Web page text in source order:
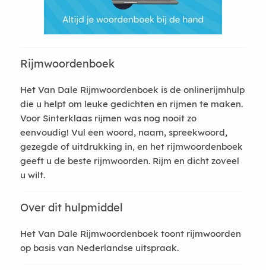
Rijmwoordenboek
Het Van Dale Rijmwoordenboek is de onlinerijmhulp
die u helpt om leuke gedichten en rijmen te maken.
Voor Sinterklaas rijmen was nog nooit zo
eenvoudig! Vul een woord, naam, spreekwoord,
gezegde of uitdrukking in, en het rijmwoordenboek
geeft u de beste rijmwoorden. Rijm en dicht zoveel
u wilt.
Over dit hulpmiddel
Het Van Dale Rijmwoordenboek toont rijmwoorden
op basis van Nederlandse uitspraak.